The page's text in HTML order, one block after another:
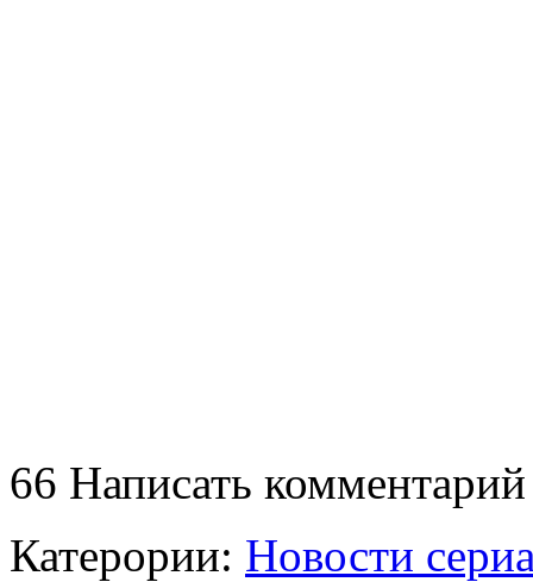
66 Написать комментарий
Катерории: Новости